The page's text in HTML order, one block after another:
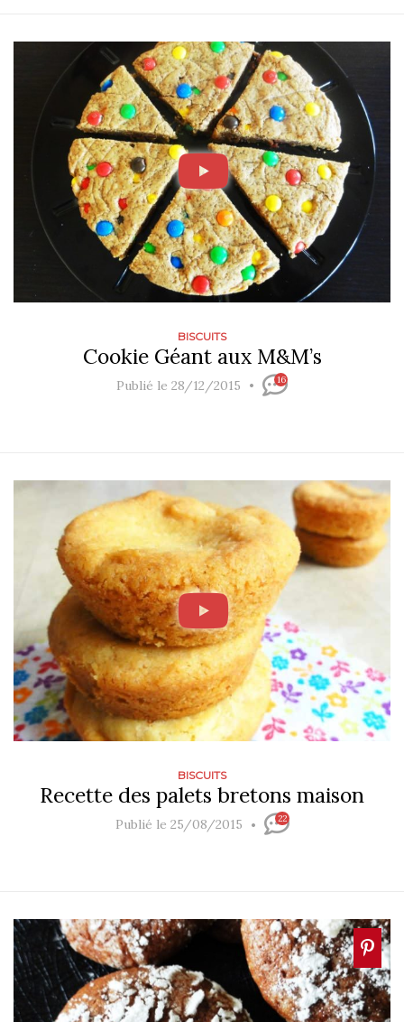
BISCUITS
Cookie Géant aux M&M’s
Publié le 28/12/2015 16
BISCUITS
Recette des palets bretons maison
Publié le 25/08/2015 22